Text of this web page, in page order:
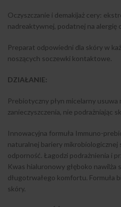
Oczyszczanie i demakijaż cery:
nadreaktywnej, podatnej na alergię
Preparat odpowiedni dla skóry w
noszących soczewki kontaktowe.
DZIAŁANIE:
Prebiotyczny płyn micelarny usuwa
zanieczyszczenia, nie podrażniając
Innowacyjna formuła Immuno-
naturalnej bariery mikrobiologicznej
odporność. Łagodzi podrażnienia i
Kwas hialuronowy głęboko nawilża
długotrwałego komfortu. Formuła
skóry.